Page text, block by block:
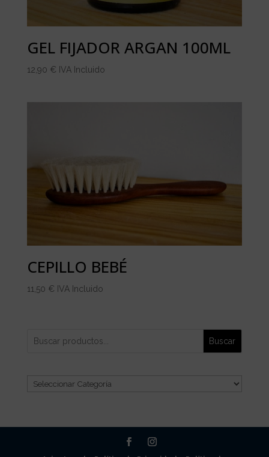
GEL FIJADOR ARGAN 100ML
12,90 € IVA Incluido
CEPILLO BEBÉ
11,50 € IVA Incluido
Buscar
Categorías
del